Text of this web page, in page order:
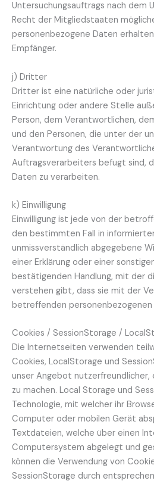
Untersuchungsauftrags nach dem
Recht der Mitgliedstaaten
personenbezogene Daten
Empfänger.
j) Dritter
Dritter ist eine natürliche oder
Einrichtung oder andere Stelle
Person, dem Verantwortlichen,
und den Personen, die unter der
Verantwortung des
Auftragsverarbeiters befugt sind,
Daten zu verarbeiten.
k) Einwilligung
Einwilligung ist jede von der
den bestimmten Fall in
unmissverständlich abgegebene
einer Erklärung oder einer
bestätigenden Handlung, mit der
verstehen gibt, dass sie mit der
betreffenden
Cookies / SessionStorage /
Die Internetseiten verwenden
Cookies, LocalStorage und
unser Angebot
zu machen. Local Storage und
Technologie, mit welcher ihr
Computer oder mobilen Gerät
Textdateien, welche über einen
Computersystem abgelegt und
können die Verwendung von
SessionStorage durch